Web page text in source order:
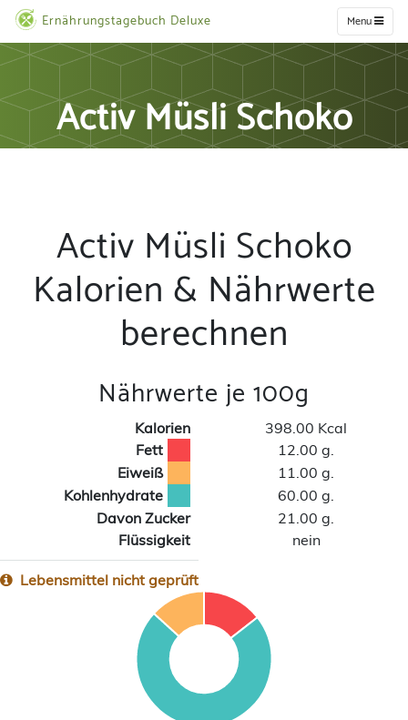
Ernährungstagebuch Deluxe Menu
Activ Müsli Schoko
Activ Müsli Schoko
Kalorien & Nährwerte
berechnen
Nährwerte je 100g
Kalorien
398.00 Kcal
Fett
12.00 g.
Eiweiß
11.00 g.
Kohlenhydrate
60.00 g.
Davon Zucker
21.00 g.
Flüssigkeit
nein
Lebensmittel nicht geprüft